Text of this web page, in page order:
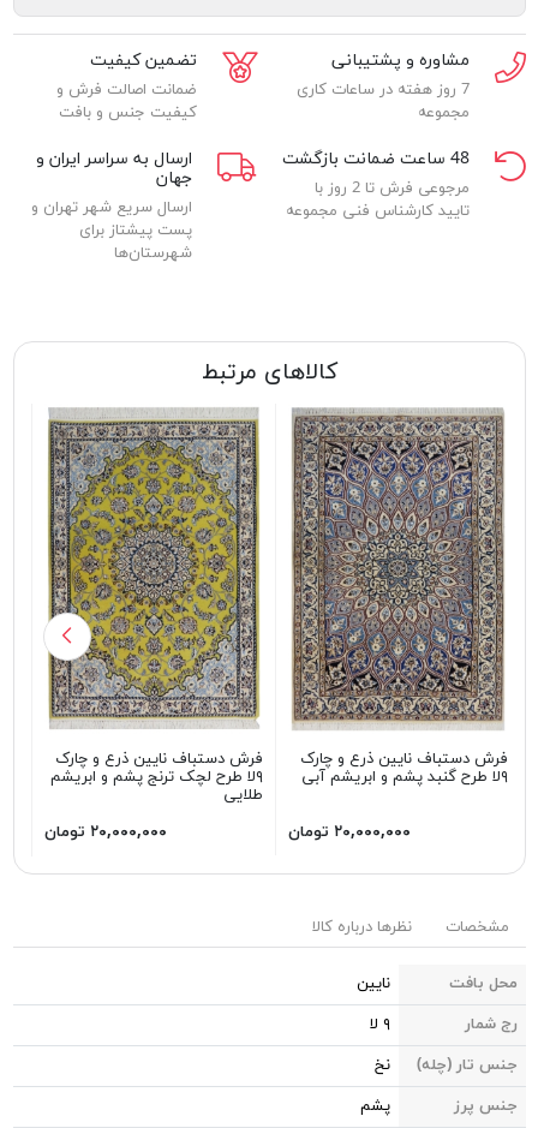
مشاوره و پشتیبانی
7 روز هفته در ساعات کاری
مجموعه
تضمین کیفیت
ضمانت اصالت فرش و
کیفیت جنس و بافت
48 ساعت ضمانت بازگشت
مرجوعی فرش تا 2 روز با
تایید کارشناس فنی مجموعه
ارسال به سراسر ایران و
جهان
ارسال سریع شهر تهران و
پست پیشتاز برای
شهرستان‌ها
کالاهای مرتبط
فرش دستباف نایین ذرع و چارک
۹لا طرح گنبد پشم و ابریشم آبی
۲۰,۰۰۰,۰۰۰ تومان
فرش دستباف نایین ذرع و چارک
۹لا طرح لچک ترنج پشم و ابریشم
طلایی
۲۰,۰۰۰,۰۰۰ تومان
مشخصات نظرها درباره کالا
محل بافت
نایین
رج شمار
۹ لا
جنس تار (چله)
نخ
جنس پرز
پشم